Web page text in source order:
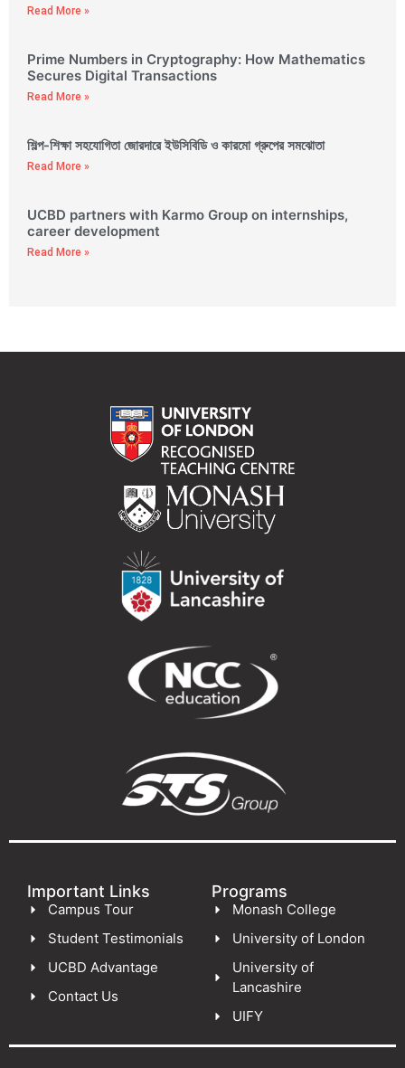
Read More »
Prime Numbers in Cryptography: How Mathematics
Secures Digital Transactions
Read More »
শিল্প-শিক্ষা সহযোগিতা জোরদারে ইউসিবিডি ও কারমো গ্রুপের সমঝোতা
Read More »
UCBD partners with Karmo Group on internships,
career development
Read More »
Important Links
Campus Tour
Student Testimonials
UCBD Advantage
Contact Us
Programs
Monash College
University of London
University of
Lancashire
UIFY